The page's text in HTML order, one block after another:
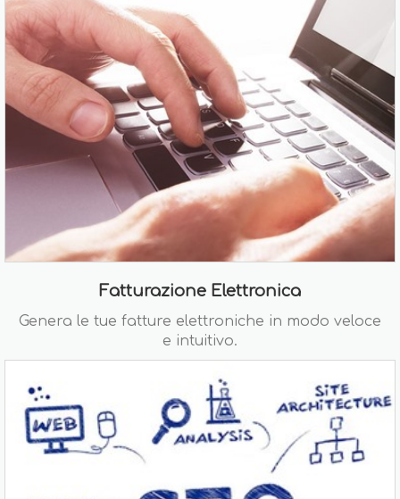
Fatturazione Elettronica
Genera le tue fatture elettroniche in modo veloce
e intuitivo.